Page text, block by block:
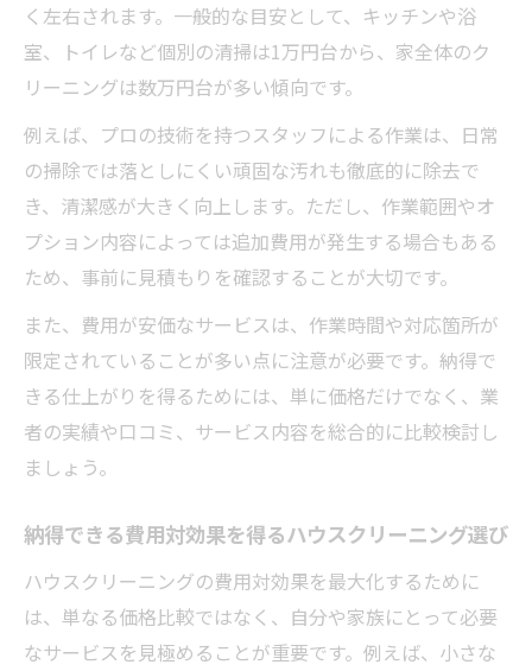
く左右されます。一般的な目安として、キッチンや浴
室、トイレなど個別の清掃は1万円台から、家全体のク
リーニングは数万円台が多い傾向です。
例えば、プロの技術を持つスタッフによる作業は、日常
の掃除では落としにくい頑固な汚れも徹底的に除去で
き、清潔感が大きく向上します。ただし、作業範囲やオ
プション内容によっては追加費用が発生する場合もある
ため、事前に見積もりを確認することが大切です。
また、費用が安価なサービスは、作業時間や対応箇所が
限定されていることが多い点に注意が必要です。納得で
きる仕上がりを得るためには、単に価格だけでなく、業
者の実績や口コミ、サービス内容を総合的に比較検討し
ましょう。
納得できる費用対効果を得るハウスクリーニング選び
ハウスクリーニングの費用対効果を最大化するために
は、単なる価格比較ではなく、自分や家族にとって必要
なサービスを見極めることが重要です。例えば、小さな